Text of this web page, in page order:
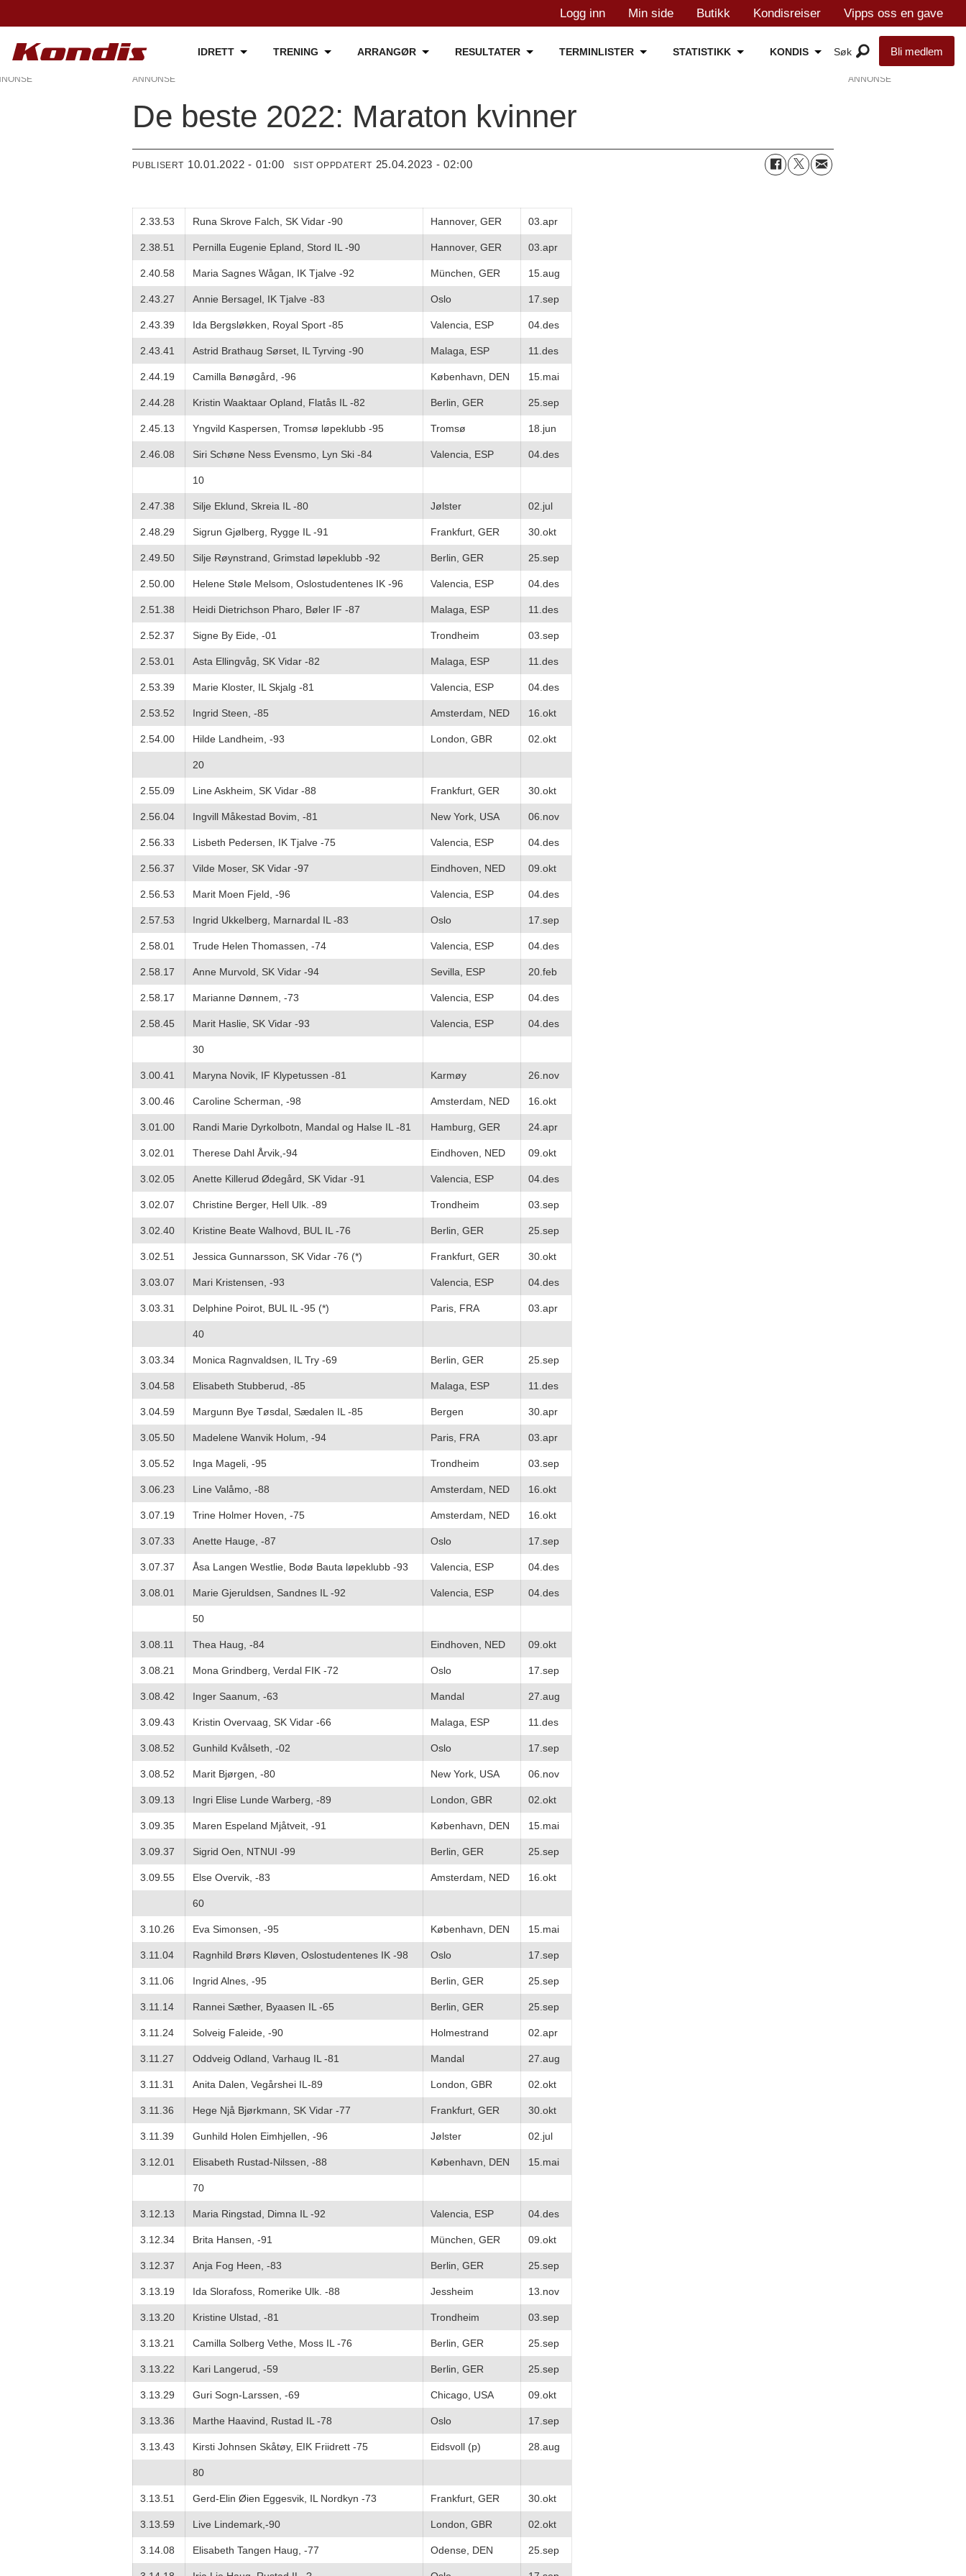
Logg inn Min side Butikk Kondisreiser Vipps oss en gave
IDRETT TRENING ARRANGØR RESULTATER TERMINLISTER STATISTIKK KONDIS Bli medlem
ANNONSE
De beste 2022: Maraton kvinner
PUBLISERT 10.01.2022 - 01:00 SIST OPPDATERT 25.04.2023 - 02:00
2.33.53 Runa Skrove Falch, SK Vidar -90 Hannover, GER 03.apr
2.38.51 Pernilla Eugenie Epland, Stord IL -90 Hannover, GER 03.apr
2.40.58 Maria Sagnes Wågan, IK Tjalve -92 München, GER 15.aug
2.43.27 Annie Bersagel, IK Tjalve -83 Oslo 17.sep
2.43.39 Ida Bergsløkken, Royal Sport -85 Valencia, ESP 04.des
2.43.41 Astrid Brathaug Sørset, IL Tyrving -90 Malaga, ESP 11.des
2.44.19 Camilla Bønøgård, -96 København, DEN 15.mai
2.44.28 Kristin Waaktaar Opland, Flatås IL -82 Berlin, GER 25.sep
2.45.13 Yngvild Kaspersen, Tromsø løpeklubb -95 Tromsø 18.jun
2.46.08 Siri Schøne Ness Evensmo, Lyn Ski -84 Valencia, ESP 04.des
10
2.47.38 Silje Eklund, Skreia IL -80 Jølster 02.jul
2.48.29 Sigrun Gjølberg, Rygge IL -91 Frankfurt, GER 30.okt
2.49.50 Silje Røynstrand, Grimstad løpeklubb -92 Berlin, GER 25.sep
2.50.00 Helene Støle Melsom, Oslostudentenes IK -96 Valencia, ESP 04.des
2.51.38 Heidi Dietrichson Pharo, Bøler IF -87 Malaga, ESP 11.des
2.52.37 Signe By Eide, -01 Trondheim 03.sep
2.53.01 Asta Ellingvåg, SK Vidar -82 Malaga, ESP 11.des
2.53.39 Marie Kloster, IL Skjalg -81 Valencia, ESP 04.des
2.53.52 Ingrid Steen, -85 Amsterdam, NED 16.okt
2.54.00 Hilde Landheim, -93 London, GBR 02.okt
20
2.55.09 Line Askheim, SK Vidar -88 Frankfurt, GER 30.okt
2.56.04 Ingvill Måkestad Bovim, -81 New York, USA 06.nov
2.56.33 Lisbeth Pedersen, IK Tjalve -75 Valencia, ESP 04.des
2.56.37 Vilde Moser, SK Vidar -97 Eindhoven, NED 09.okt
2.56.53 Marit Moen Fjeld, -96 Valencia, ESP 04.des
2.57.53 Ingrid Ukkelberg, Marnardal IL -83 Oslo 17.sep
2.58.01 Trude Helen Thomassen, -74 Valencia, ESP 04.des
2.58.17 Anne Murvold, SK Vidar -94 Sevilla, ESP 20.feb
2.58.17 Marianne Dønnem, -73 Valencia, ESP 04.des
2.58.45 Marit Haslie, SK Vidar -93 Valencia, ESP 04.des
30
3.00.41 Maryna Novik, IF Klypetussen -81 Karmøy 26.nov
3.00.46 Caroline Scherman, -98 Amsterdam, NED 16.okt
3.01.00 Randi Marie Dyrkolbotn, Mandal og Halse IL -81 Hamburg, GER 24.apr
3.02.01 Therese Dahl Årvik,-94 Eindhoven, NED 09.okt
3.02.05 Anette Killerud Ødegård, SK Vidar -91 Valencia, ESP 04.des
3.02.07 Christine Berger, Hell Ulk. -89 Trondheim 03.sep
3.02.40 Kristine Beate Walhovd, BUL IL -76 Berlin, GER 25.sep
3.02.51 Jessica Gunnarsson, SK Vidar -76 (*) Frankfurt, GER 30.okt
3.03.07 Mari Kristensen, -93 Valencia, ESP 04.des
3.03.31 Delphine Poirot, BUL IL -95 (*) Paris, FRA 03.apr
40
3.03.34 Monica Ragnvaldsen, IL Try -69 Berlin, GER 25.sep
3.04.58 Elisabeth Stubberud, -85 Malaga, ESP 11.des
3.04.59 Margunn Bye Tøsdal, Sædalen IL -85 Bergen 30.apr
3.05.50 Madelene Wanvik Holum, -94 Paris, FRA 03.apr
3.05.52 Inga Mageli, -95 Trondheim 03.sep
3.06.23 Line Valåmo, -88 Amsterdam, NED 16.okt
3.07.19 Trine Holmer Hoven, -75 Amsterdam, NED 16.okt
3.07.33 Anette Hauge, -87 Oslo 17.sep
3.07.37 Åsa Langen Westlie, Bodø Bauta løpeklubb -93 Valencia, ESP 04.des
3.08.01 Marie Gjeruldsen, Sandnes IL -92 Valencia, ESP 04.des
50
3.08.11 Thea Haug, -84 Eindhoven, NED 09.okt
3.08.21 Mona Grindberg, Verdal FIK -72 Oslo 17.sep
3.08.42 Inger Saanum, -63 Mandal 27.aug
3.09.43 Kristin Overvaag, SK Vidar -66 Malaga, ESP 11.des
3.08.52 Gunhild Kvålseth, -02 Oslo 17.sep
3.08.52 Marit Bjørgen, -80 New York, USA 06.nov
3.09.13 Ingri Elise Lunde Warberg, -89 London, GBR 02.okt
3.09.35 Maren Espeland Mjåtveit, -91 København, DEN 15.mai
3.09.37 Sigrid Oen, NTNUI -99 Berlin, GER 25.sep
3.09.55 Else Overvik, -83 Amsterdam, NED 16.okt
60
3.10.26 Eva Simonsen, -95 København, DEN 15.mai
3.11.04 Ragnhild Brørs Kløven, Oslostudentenes IK -98 Oslo 17.sep
3.11.06 Ingrid Alnes, -95 Berlin, GER 25.sep
3.11.14 Rannei Sæther, Byaasen IL -65 Berlin, GER 25.sep
3.11.24 Solveig Faleide, -90 Holmestrand 02.apr
3.11.27 Oddveig Odland, Varhaug IL -81 Mandal 27.aug
3.11.31 Anita Dalen, Vegårshei IL-89 London, GBR 02.okt
3.11.36 Hege Njå Bjørkmann, SK Vidar -77 Frankfurt, GER 30.okt
3.11.39 Gunhild Holen Eimhjellen, -96 Jølster 02.jul
3.12.01 Elisabeth Rustad-Nilssen, -88 København, DEN 15.mai
70
3.12.13 Maria Ringstad, Dimna IL -92 Valencia, ESP 04.des
3.12.34 Brita Hansen, -91 München, GER 09.okt
3.12.37 Anja Fog Heen, -83 Berlin, GER 25.sep
3.13.19 Ida Slorafoss, Romerike Ulk. -88 Jessheim 13.nov
3.13.20 Kristine Ulstad, -81 Trondheim 03.sep
3.13.21 Camilla Solberg Vethe, Moss IL -76 Berlin, GER 25.sep
3.13.22 Kari Langerud, -59 Berlin, GER 25.sep
3.13.29 Guri Sogn-Larssen, -69 Chicago, USA 09.okt
3.13.36 Marthe Haavind, Rustad IL -78 Oslo 17.sep
3.13.43 Kirsti Johnsen Skåtøy, EIK Friidrett -75 Eidsvoll (p) 28.aug
80
3.13.51 Gerd-Elin Øien Eggesvik, IL Nordkyn -73 Frankfurt, GER 30.okt
3.13.59 Live Lindemark,-90 London, GBR 02.okt
3.14.08 Elisabeth Tangen Haug, -77 Odense, DEN 25.sep
ANNONSE